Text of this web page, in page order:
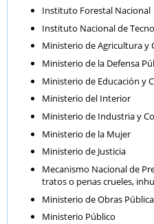
Instituto Forestal Nacional
Instituto Nacional de
Ministerio de Agricultura y
Ministerio de la Defensa
Ministerio de Educación y
Ministerio del Interior
Ministerio de Industria y
Ministerio de la Mujer
Ministerio de Justicia
Mecanismo Nacional de
tratos o penas crueles,
Ministerio de Obras
Ministerio Público